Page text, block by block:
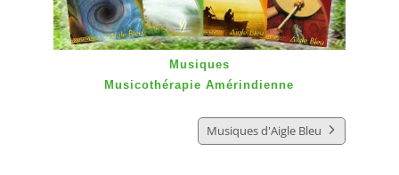
Musiques
Musicothérapie Amérindienne
Musiques d'Aigle Bleu